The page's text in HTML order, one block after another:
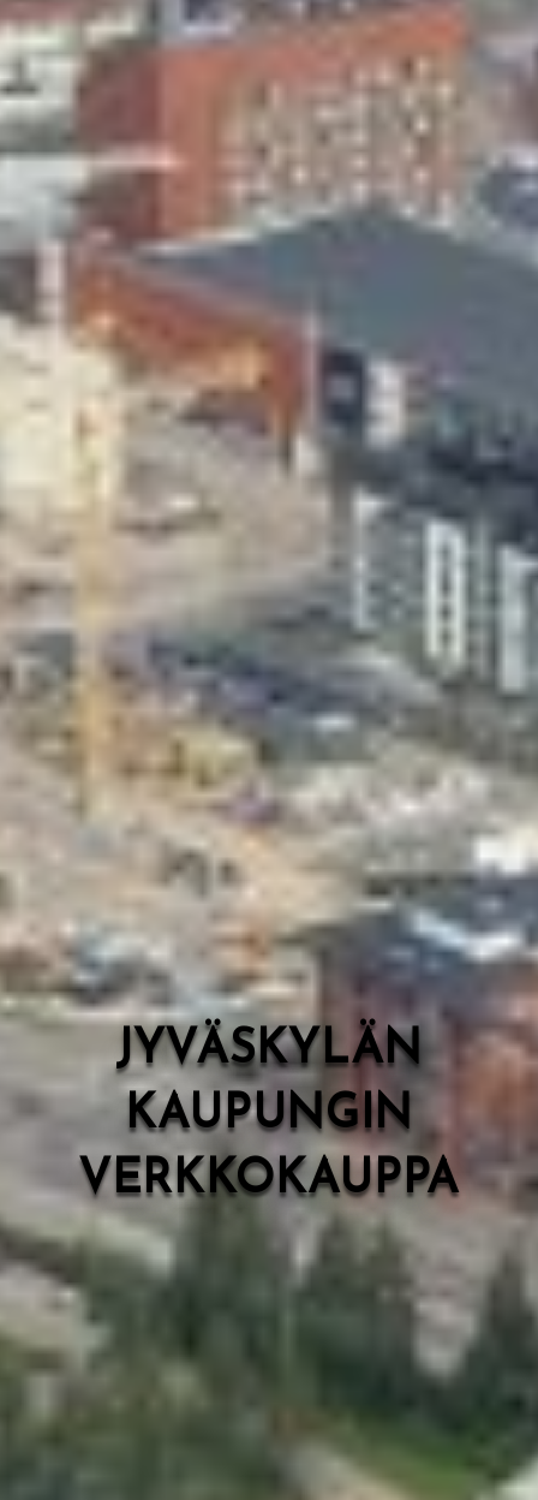
Skeittihalli
Varhaiskasvatus
Ateria- ja välipalamaksut
Mämminiemi
Taideapteekki
Kirjasto
Valon Kaupunki
Lasten Lysti & LystiKylä-festivaali
Ohje
English
JYVÄSKYLÄN
KAUPUNGIN
VERKKOKAUPPA